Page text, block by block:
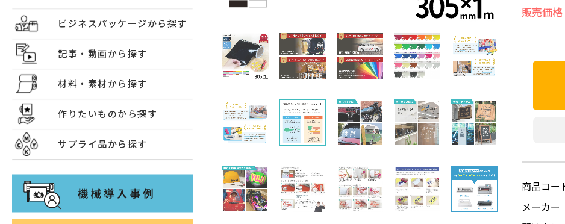
ビジネスパッケージから探す
記事・動画から探す
材料・素材から探す
作りたいものから探す
サプライ品から探す
販売価格
商品コー
メーカ